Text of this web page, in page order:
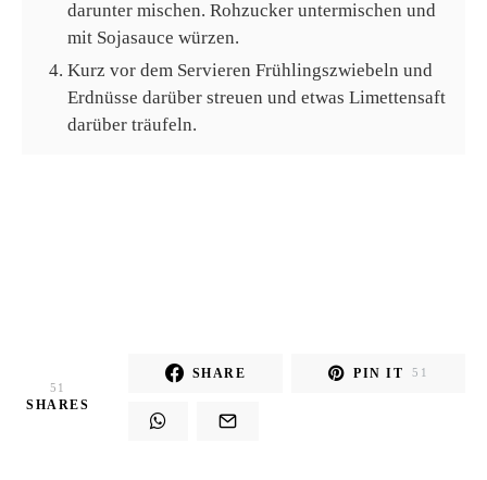
darunter mischen. Rohzucker untermischen und
mit Sojasauce würzen.
Kurz vor dem Servieren Frühlingszwiebeln und
Erdnüsse darüber streuen und etwas Limettensaft
darüber träufeln.
51
SHARES
SHARE PIN IT 51